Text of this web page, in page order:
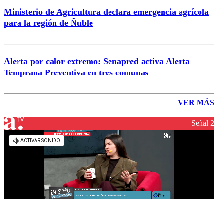
Ministerio de Agricultura declara emergencia agrícola
para la región de Ñuble
Alerta por calor extremo: Senapred activa Alerta
Temprana Preventiva en tres comunas
VER MÁS
Señal 2